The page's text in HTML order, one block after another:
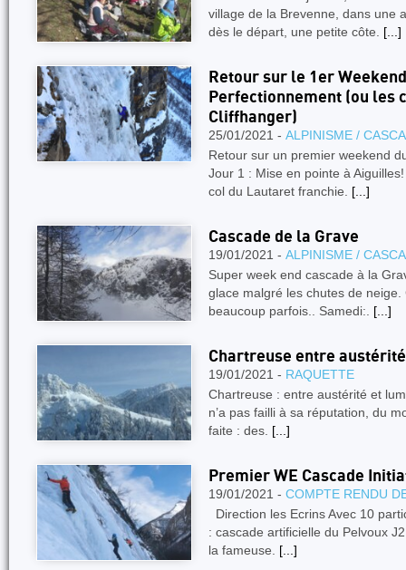
village de la Brevenne, dans une
dès le départ, une petite côte. [...]
Retour sur le 1er
Perfectionnement (ou les
Cliffhanger)
25/01/2021 - ALPINISME /
Retour sur un premier weekend
Jour 1 : Mise en pointe à
col du Lautaret franchie. [...]
Cascade de la Grave
19/01/2021 - ALPINISME /
Super week end cascade à la
glace malgré les chutes de
beaucoup parfois.. Samedi:. [...]
Chartreuse entre
19/01/2021 - RAQUETTE
Chartreuse : entre austérité et
n’a pas failli à sa réputation, du
faite : des. [...]
Premier WE Cascade
19/01/2021 - COMPTE RENDU
Direction les Ecrins Avec 10
: cascade artificielle du Pelvoux
la fameuse. [...]